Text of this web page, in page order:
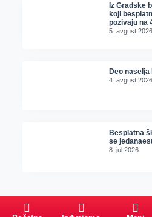
Iz Gradske
koji
pozivaju na
5. avgust 2026.
Deo naselja
4. avgust 2026.
Besplatna
se
8. jul 2026.